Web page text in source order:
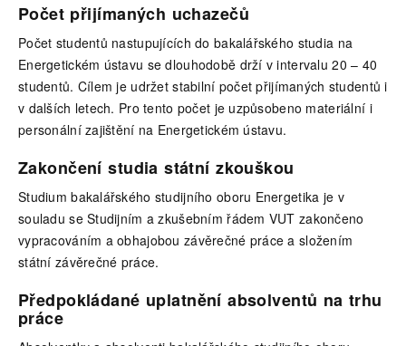
Počet přijímaných uchazečů
Počet studentů nastupujících do bakalářského studia na
Energetickém ústavu se dlouhodobě drží v intervalu 20 – 40
studentů. Cílem je udržet stabilní počet přijímaných studentů i
v dalších letech. Pro tento počet je uzpůsobeno materiální i
personální zajištění na Energetickém ústavu.
Zakončení studia státní zkouškou
Studium bakalářského studijního oboru Energetika je v
souladu se Studijním a zkušebním řádem VUT zakončeno
vypracováním a obhajobou závěrečné práce a složením
státní závěrečné práce.
Předpokládané uplatnění absolventů na trhu
práce